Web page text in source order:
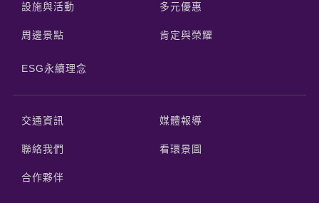
設施與活動 多元優惠
周邊景點 肯定與榮耀
ESG永續理念
交通資訊 媒體報導
聯絡我們 看環景圖
合作夥伴